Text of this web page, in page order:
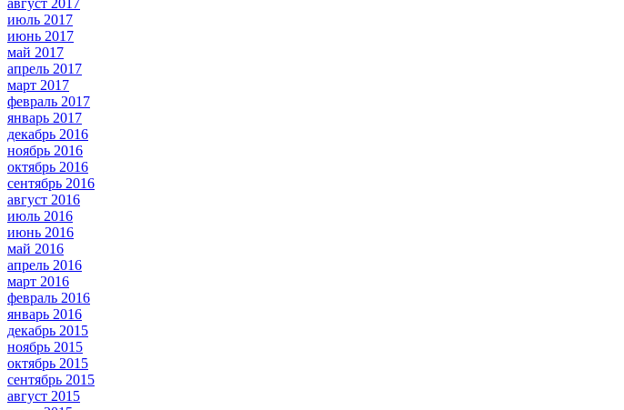
июль 2017
июнь 2017
май 2017
апрель 2017
март 2017
февраль 2017
январь 2017
декабрь 2016
ноябрь 2016
октябрь 2016
сентябрь 2016
август 2016
июль 2016
июнь 2016
май 2016
апрель 2016
март 2016
февраль 2016
январь 2016
декабрь 2015
ноябрь 2015
октябрь 2015
сентябрь 2015
август 2015